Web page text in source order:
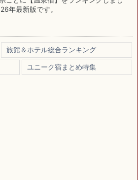
年最新版です。
旅館＆ホテル総合ランキング
ユニーク宿まとめ特集